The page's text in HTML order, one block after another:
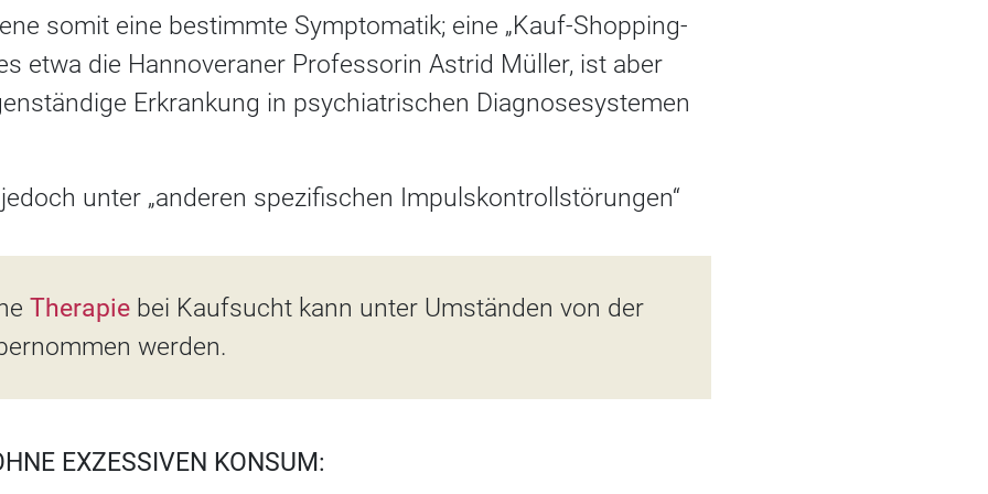
somit eine bestimmte Symptomatik; eine „Kauf-Shopping-
etwa die Hannoveraner Professorin Astrid Müller, ist aber
Erkrankung in psychiatrischen Diagnosesystemen
unter „anderen spezifischen Impulskontrollstörungen“
Therapie bei Kaufsucht kann unter Umständen von der
werden.
EXZESSIVEN KONSUM: